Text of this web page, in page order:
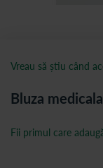
Bluza
Fii primul care
Vreau să știu când